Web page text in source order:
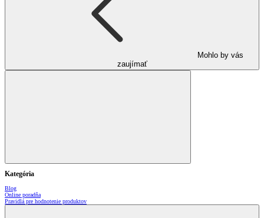
Mohlo by vás
zaujímať
Kategória
Blog
Online poradňa
Pravidlá pre hodnotenie produktov